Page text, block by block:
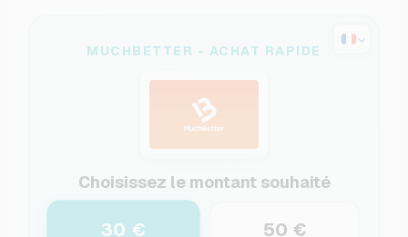
MUCHBETTER - ACHAT RAPIDE
Choisissez le montant souhaité
30 € 50 €